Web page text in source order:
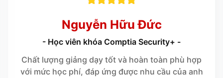
Nguyễn Hữu Đức
- Học viên khóa Comptia Security+ -
Chất lượng giảng dạy tốt và hoàn toàn phù hợp
với mức học phí, đáp ứng được nhu cầu của anh